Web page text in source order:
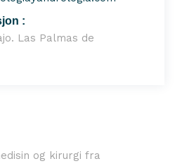
:
Las Palmas de
og kirurgi fra